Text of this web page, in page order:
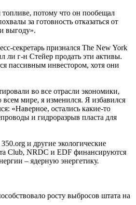
топливе, потому что он пообещал
за готовность отказаться от
выгоду».
секретарь признался The New York
ли г-н Стейер продать эти активы.
пассивным инвестором, хотя они
во все отрасли экономики,
мире, я изменился. Я избавился
«Наверное, остались какие-то
и гидроразрыв пласта для
и другие экологические
Club, NRDC и EDF финансируются
– ядерную энергетику.
росту выбросов штата на